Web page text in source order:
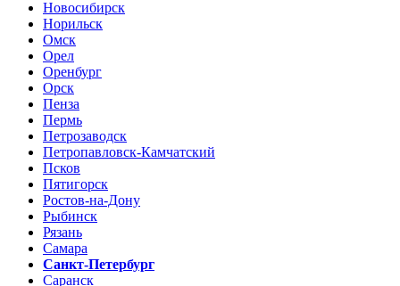
Новосибирск
Норильск
Омск
Орел
Оренбург
Орск
Пенза
Пермь
Петрозаводск
Петропавловск-Камчатский
Псков
Пятигорск
Ростов-на-Дону
Рыбинск
Рязань
Самара
Санкт-Петербург
Саранск